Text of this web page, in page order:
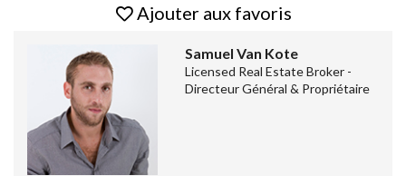
Ajouter aux favoris
Samuel Van Kote
Licensed Real Estate Broker -
Directeur Général & Propriétaire